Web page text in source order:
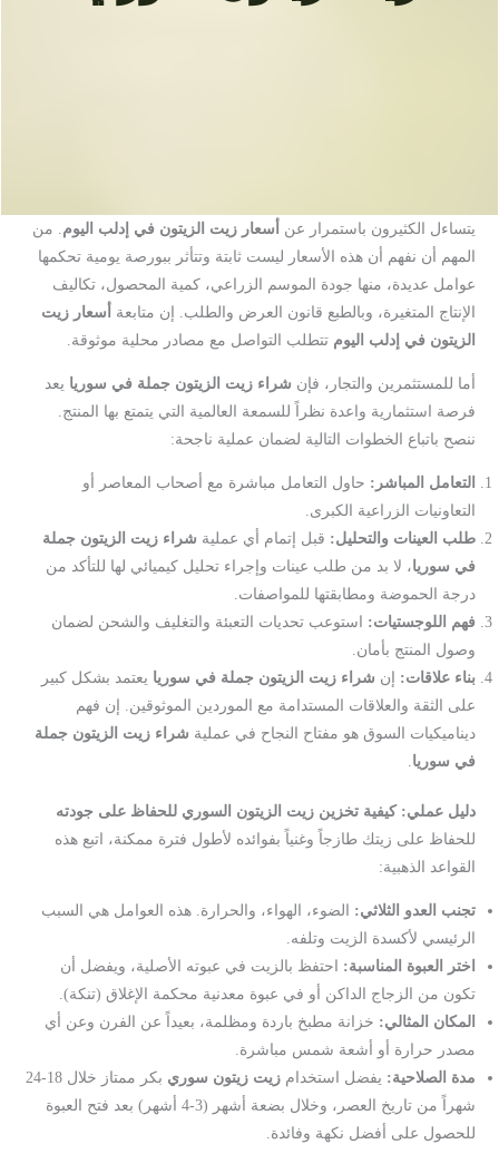
يتساءل الكثيرون باستمرار عن أسعار زيت الزيتون في إدلب اليوم. من
المهم أن نفهم أن هذه الأسعار ليست ثابتة وتتأثر ببورصة يومية تحكمها
عوامل عديدة، منها جودة الموسم الزراعي، كمية المحصول، تكاليف
الإنتاج المتغيرة، وبالطبع قانون العرض والطلب. إن متابعة
أسعار زيت
الزيتون في إدلب اليوم تتطلب التواصل مع مصادر محلية موثوقة.
أما للمستثمرين والتجار، فإن شراء زيت الزيتون جملة في سوريا يعد
فرصة استثمارية واعدة نظراً للسمعة العالمية التي يتمتع بها المنتج.
ننصح باتباع الخطوات التالية لضمان عملية ناجحة:
التعامل المباشر: حاول التعامل مباشرة مع أصحاب المعاصر أو
التعاونيات الزراعية الكبرى.
طلب العينات والتحليل: قبل إتمام أي عملية شراء زيت الزيتون جملة
في سوريا، لا بد من طلب عينات وإجراء تحليل كيميائي لها للتأكد من
درجة الحموضة ومطابقتها للمواصفات.
فهم اللوجستيات: استوعب تحديات التعبئة والتغليف والشحن لضمان
وصول المنتج بأمان.
بناء علاقات: إن شراء زيت الزيتون جملة في سوريا يعتمد بشكل كبير
على الثقة والعلاقات المستدامة مع الموردين الموثوقين. إن فهم
ديناميكيات السوق هو مفتاح النجاح في عملية شراء زيت الزيتون جملة
في سوريا
دليل عملي: كيفية تخزين زيت الزيتون السوري للحفاظ على جودته
للحفاظ على زيتك طازجاً وغنياً بفوائده لأطول فترة ممكنة، اتبع هذه
القواعد الذهبية:
تجنب العدو الثلاثي: الضوء، الهواء، والحرارة. هذه العوامل هي السبب
الرئيسي لأكسدة الزيت وتلفه.
اختر العبوة المناسبة: احتفظ بالزيت في عبوته الأصلية، ويفضل أن
تكون من الزجاج الداكن أو في عبوة معدنية محكمة الإغلاق (تنكة).
المكان المثالي: خزانة مطبخ باردة ومظلمة، بعيداً عن الفرن وعن أي
مصدر حرارة أو أشعة شمس مباشرة.
مدة الصلاحية: يفضل استخدامزيت زيتون سوري
بكر ممتاز خلال 18-24
شهراً من تاريخ العصر، وخلال بضعة أشهر (3-4 أشهر) بعد فتح العبوة
للحصول على أفضل نكهة وفائدة.